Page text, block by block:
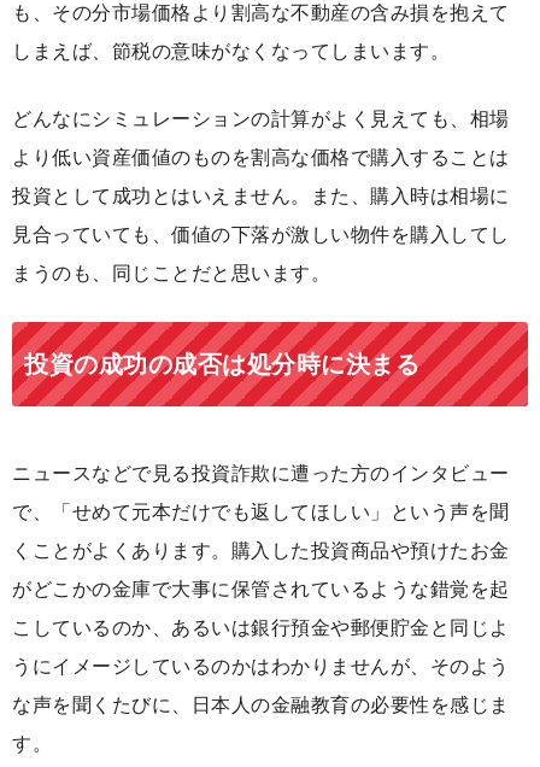
も、その分市場価格より割高な不動産の含み損を抱えて
しまえば、節税の意味がなくなってしまいます。
どんなにシミュレーションの計算がよく見えても、相場
より低い資産価値のものを割高な価格で購入することは
投資として成功とはいえません。また、購入時は相場に
見合っていても、価値の下落が激しい物件を購入してし
まうのも、同じことだと思います。
投資の成功の成否は処分時に決まる
ニュースなどで見る投資詐欺に遭った方のインタビュー
で、「せめて元本だけでも返してほしい」という声を聞
くことがよくあります。購入した投資商品や預けたお金
がどこかの金庫で大事に保管されているような錯覚を起
こしているのか、あるいは銀行預金や郵便貯金と同じよ
うにイメージしているのかはわかりませんが、そのよう
な声を聞くたびに、日本人の金融教育の必要性を感じま
す。